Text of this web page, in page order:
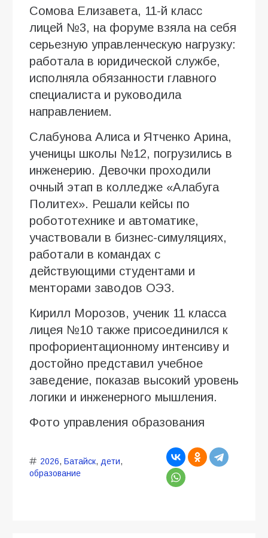
Сомова Елизавета, 11-й класс
лицей №3, на форуме взяла на себя
серьезную управленческую нагрузку:
работала в юридической службе,
исполняла обязанности главного
специалиста и руководила
направлением.
Слабунова Алиса и Ятченко Арина,
ученицы школы №12, погрузились в
инженерию. Девочки проходили
очный этап в колледже «Алабуга
Политех». Решали кейсы по
робототехнике и автоматике,
участвовали в бизнес-симуляциях,
работали в командах с
действующими студентами и
менторами заводов ОЭЗ.
Кирилл Морозов, ученик 11 класса
лицея №10 также присоединился к
профориентационному интенсиву и
достойно представил учебное
заведение, показав высокий уровень
логики и инженерного мышления.
Фото управления образования
2026, Батайск, дети,
образование